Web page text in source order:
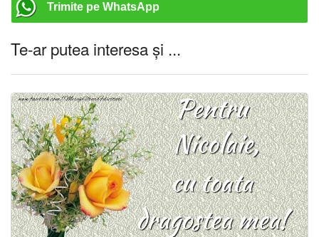
Trimite pe WhatsApp
Te-ar putea interesa și ...